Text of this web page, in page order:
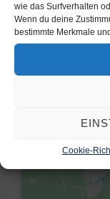
wie das Surfverhalten
Wenn du deine
bestimmte Merkmale
Cookie-
Klicke